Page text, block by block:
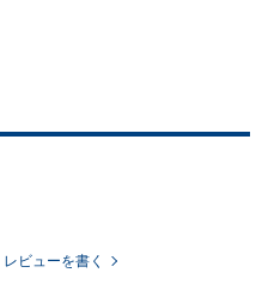
レビューを書く